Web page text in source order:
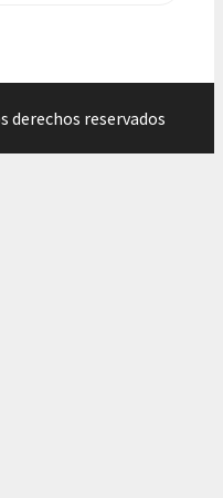
derechos reservados